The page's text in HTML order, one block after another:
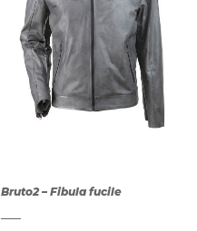
Bruto2 – Fibula fucile